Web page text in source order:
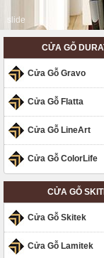
slide
CỬA GỖ
Cửa Gỗ Gravo
Cửa Gỗ Flatta
Cửa Gỗ LineArt
Cửa Gỗ ColorLife
CỬA GỖ
Cửa Gỗ Skitek
Cửa Gỗ Lamitek